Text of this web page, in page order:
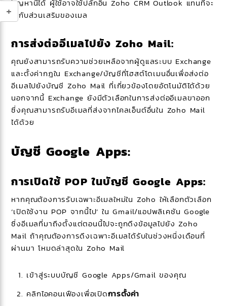
ปัญหานี้ได้ ผู้ใช้อาจใช้ปลั๊กอิน Zoho CRM Outlook แทนที่จะ
ใช้กับส่วนเสริมของเมล
การส่งต่ออีเมลไปยัง Zoho Mail:
คุณยังสามารถรับความช่วยเหลือจากผู้ดูแลระบบ Exchange
และตั้งค่ากฎใน Exchange/บัญชีที่โฮสต์โดเมนอื่นเพื่อส่งต่อ
อีเมลไปยังบัญชี Zoho Mail ที่เกี่ยวข้องโดยอัตโนมัติได้ด้วย
นอกจากนี้ Exchange ยังมีตัวเลือกในการส่งต่ออีเมลขาออก
ซึ่งคุณสามารถรับอีเมลที่ส่งจากไคลเอ็นต์อื่นใน Zoho Mail
ได้ด้วย
บัญชี Google Apps:
การเปิดใช้ POP ในบัญชี Google Apps:
หากคุณต้องการรับเฉพาะอีเมลใหม่ใน Zoho ให้เลือกตัวเลือก
‘เปิดใช้งาน POP จากนี้ไป’ ใน Gmail/แอปพลิเคชัน Google
ซึ่งอีเมลที่มาถึงตั้งแต่ตอนนี้ไปจะถูกดึงข้อมูลไปยัง Zoho
Mail ถ้าคุณต้องการดึงเฉพาะอีเมลได้รับในช่วงหนึ่งเดือนที่
ผ่านมา โหมดล่าสุดใน Zoho Mail
เข้าสู่ระบบบัญชี Google Apps/Gmail ของคุณ
คลิกไอคอนเฟืองเพื่อเปิดการตั้งค่า